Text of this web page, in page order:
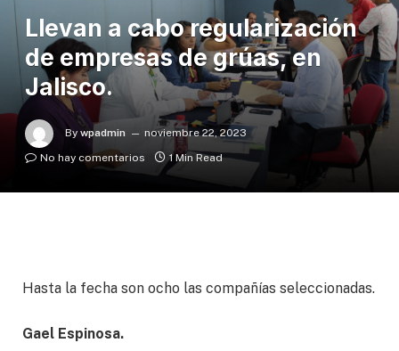
Llevan a cabo regularización
de empresas de grúas, en
Jalisco.
By wpadmin
noviembre 22, 2023
No hay comentarios
1 Min Read
Hasta la fecha son ocho las compañías seleccionadas.
Gael Espinosa.